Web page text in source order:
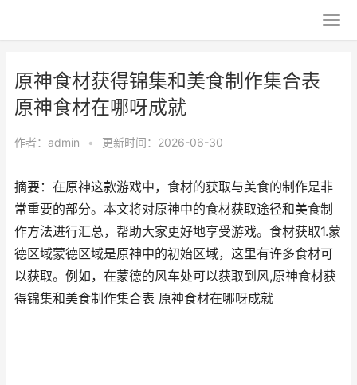
原神食材获得锦集和美食制作集合表
原神食材在哪呀成就
作者： admin • 更新时间：2026-06-30
摘要：在原神这款游戏中，食材的获取与美食的制作是非
常重要的部分。本文将对原神中的食材获取途径和美食制
作方法进行汇总，帮助大家更好地享受游戏。食材获取1.蒙
德区域蒙德区域是原神中的初始区域，这里有许多食材可
以获取。例如，在蒙德的风车处可以获取到风,原神食材获
得锦集和美食制作集合表 原神食材在哪呀成就